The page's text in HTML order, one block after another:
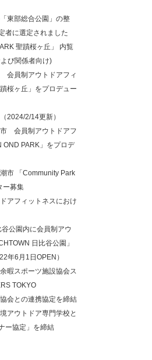
東部総合公園」の整
者に選定されました
聖蹟桜ヶ丘」 内覧
び関係者向け)
会員制アウトドアフィ
桜ヶ丘」をプロデュー
2024/2/14更新）
市 会員制アウトドアフ
OND PARK」をプロデ
市 「Community Park
ー募集
アフィットネスにおけ
谷公園内に会員制アウ
日比谷公園」
年6月1日OPEN）
暇スポーツ施設協会ス
TOKYO
会との連携協定を締結
アウトドア専門学校と
ー協定」を締結